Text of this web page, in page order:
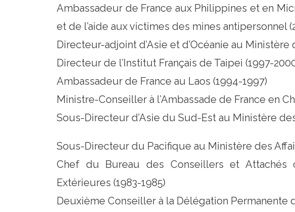
Ambassadeur de France aux Philippines et en
et de l’aide aux victimes des mines antipersonnel
Directeur-adjoint d’Asie et d’Océanie au Ministère
Directeur de l’Institut Français de Taipei (1997-
Ambassadeur de France au Laos (1994-1997)
Ministre-Conseiller à l’Ambassade de France en
Sous-Directeur d’Asie du Sud-Est au Ministère
Sous-Directeur du Pacifique au Ministère des
Chef du Bureau des Conseillers et Attachés
Extérieures (1983-1985)
Deuxième Conseiller à la Délégation Permanente